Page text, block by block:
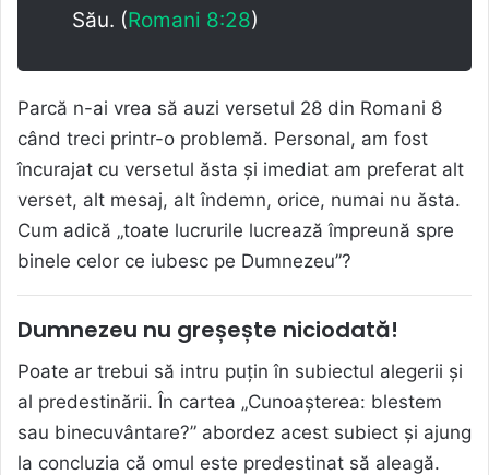
Său. (Romani 8:28)
Parcă n-ai vrea să auzi versetul 28 din Romani 8
când treci printr-o problemă. Personal, am fost
încurajat cu versetul ăsta și imediat am preferat alt
verset, alt mesaj, alt îndemn, orice, numai nu ăsta.
Cum adică „toate lucrurile lucrează împreună spre
binele celor ce iubesc pe Dumnezeu”?
Dumnezeu nu greșește niciodată!
Poate ar trebui să intru puțin în subiectul alegerii și
al predestinării. În cartea „Cunoașterea: blestem
sau binecuvântare?” abordez acest subiect și ajung
la concluzia că omul este predestinat să aleagă.